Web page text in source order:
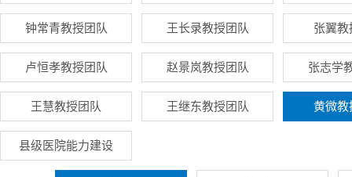
钟常青教授团队 王长录教授团队 张翼
卢恒孝教授团队 赵景岚教授团队 张志学
王慧教授团队 王继东教授团队 黄微教
县级医院能力建设